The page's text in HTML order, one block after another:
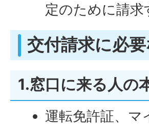
定のために請求
交付請求に必
1.窓口に来る人の
運転免許証、